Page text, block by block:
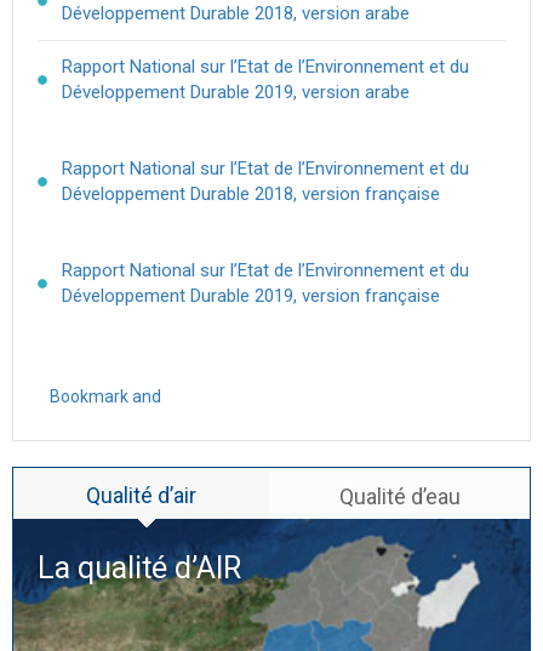
Développement Durable 2018, version arabe
Rapport National sur l’Etat de l’Environnement et du
Développement Durable 2019, version arabe
Rapport National sur l’Etat de l’Environnement et du
Développement Durable 2018, version française
Rapport National sur l’Etat de l’Environnement et du
Développement Durable 2019, version française
Qualité d’air Qualité d’eau
La qualité d’AIR